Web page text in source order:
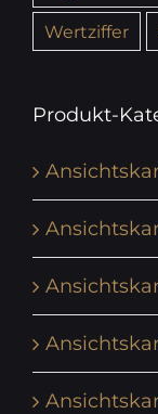
Wertziffer
Produkt-